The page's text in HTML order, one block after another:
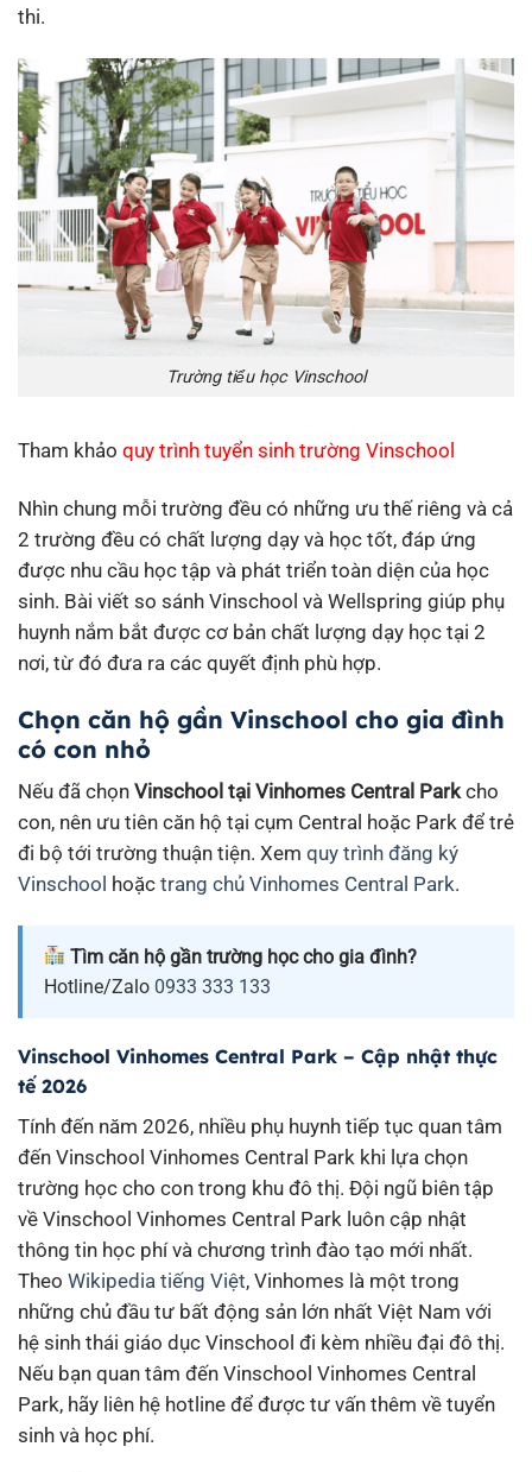
thi.
Trường tiểu học Vinschool
Tham khảo quy trình tuyển sinh trường Vinschool
Nhìn chung mỗi trường đều có những ưu thế riêng và cả
2 trường đều có chất lượng dạy và học tốt, đáp ứng
được nhu cầu học tập và phát triển toàn diện của học
sinh. Bài viết so sánh Vinschool và Wellspring giúp phụ
huynh nắm bắt được cơ bản chất lượng dạy học tại 2
nơi, từ đó đưa ra các quyết định phù hợp.
Chọn căn hộ gần Vinschool cho gia đình
có con nhỏ
Nếu đã chọn Vinschool tại Vinhomes Central Park cho
con, nên ưu tiên căn hộ tại cụm Central hoặc Park để trẻ
đi bộ tới trường thuận tiện. Xem quy trình đăng ký
Vinschool hoặc trang chủ Vinhomes Central Park.
Tìm căn hộ gần trường học cho gia đình?
Hotline/Zalo 0933 333 133
Vinschool Vinhomes Central Park – Cập nhật thực
tế 2026
Tính đến năm 2026, nhiều phụ huynh tiếp tục quan tâm
đến Vinschool Vinhomes Central Park khi lựa chọn
trường học cho con trong khu đô thị. Đội ngũ biên tập
về Vinschool Vinhomes Central Park luôn cập nhật
thông tin học phí và chương trình đào tạo mới nhất.
Theo Wikipedia tiếng Việt, Vinhomes là một trong
những chủ đầu tư bất động sản lớn nhất Việt Nam với
hệ sinh thái giáo dục Vinschool đi kèm nhiều đại đô thị.
Nếu bạn quan tâm đến Vinschool Vinhomes Central
Park, hãy liên hệ hotline để được tư vấn thêm về tuyển
sinh và học phí.